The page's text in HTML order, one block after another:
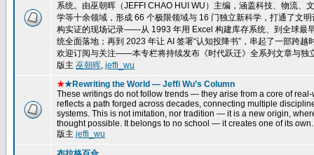
系统。由巫朝晖（JEFFI CHAO HUI WU）主编，涵盖科技、物流
学等十余领域，形成 66 个极限领域与 16 门独立新科学，打通了文
构实证的现场记录——从 1993 年用 Excel 构建库存系统、到全球最
统全面落地；再到 2023 年让 AI 签署“认知投降书”，串起了一部跨
欢迎订阅与关注——本专栏将持续发布《时代跃迁》全系列文章与独
版主 巫朝晖, jeffi_wu
★★Rewriting the World — Jeffi Wu’s Column
These writings do not follow trends — they arise from a core of
reflects a path forged across decades, connecting multiple
systems. This is not imitation, nor tradition — it is a new origin,
thought possible. It belongs to no school — it creates one of its own.
版主 jeffi_wu